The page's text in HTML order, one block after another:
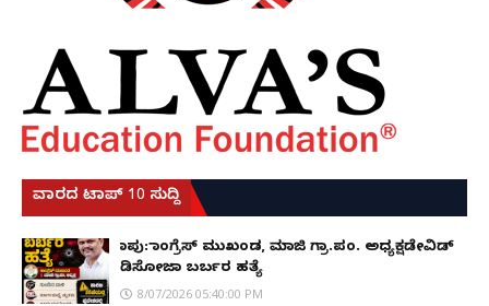
ವಾರದ ಟಾಪ್ 10 ಸುದ್ದಿ
ಕಾಪು: ಕಾಂಗ್ರೆಸ್ ಮುಖಂಡ, ಮಾಜಿ ಗ್ರಾ.ಪಂ. ಅಧ್ಯಕ್ಷಡೇವಿಡ್
ಡಿಸೋಜಾ ಬರ್ಬರ ಹತ್ಯೆ
8/07/2026 05:40:00 PM